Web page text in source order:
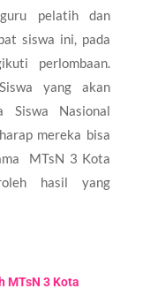
pelatih dan
siswa ini, pada
perlombaan.
yang akan
Siswa Nasional
mereka bisa
MTsN 3 Kota
hasil yang
MTsN 3 Kota